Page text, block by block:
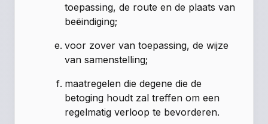
toepassing, de route en de plaats van
beëindiging;
voor zover van toepassing, de wijze
van samenstelling;
maatregelen die degene die de
betoging houdt zal treffen om een
regelmatig verloop te bevorderen.